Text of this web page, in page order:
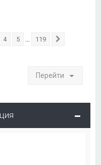
119
4 5 119
Перейти